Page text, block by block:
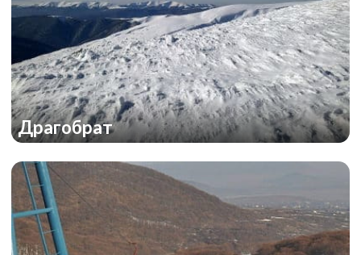
Драгобрат